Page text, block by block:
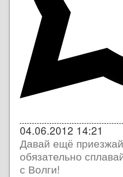
04.06.2012 14:21
Давай ещё
обязательно
с Волги!